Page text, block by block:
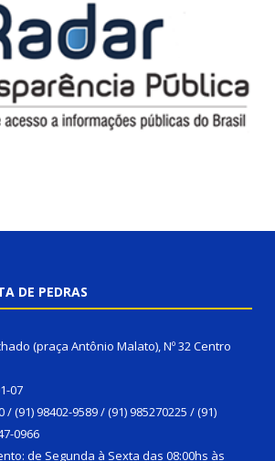
DE PEDRAS
(praça Antônio Malato), Nº 32 Centro
07
/ (91) 98402-9589 / (91) 985270225 / (91)
0966
de Segunda à Sexta das 08:00hs às